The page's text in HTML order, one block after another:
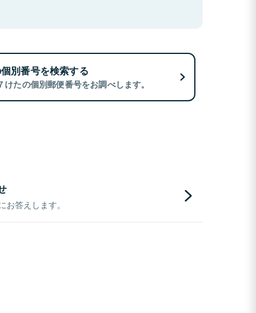
別番号を検索する
けたの個別郵便番号をお調べします。
答えします。